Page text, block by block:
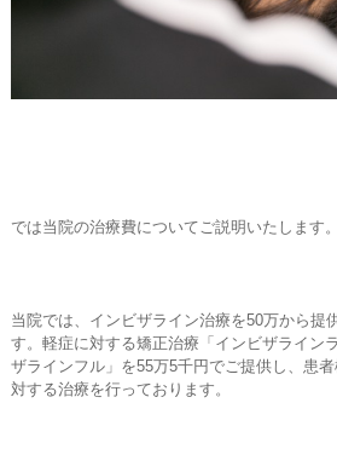
では当院の治療費についてご説明いたします。
当院では、インビザライン治療を50万から提
す。軽症に対する矯正治療「インビザライン
ザラインフル」を55万5千円でご提供し、患
対する治療を行っております。